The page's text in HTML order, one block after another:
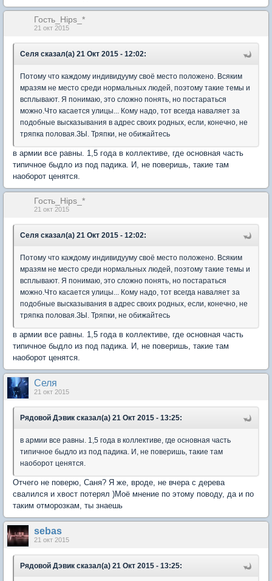
Гость_Hips_*
21 окт 2015
Селя сказал(а) 21 Окт 2015 - 12:02:
Потому что каждому индивидууму своё место положено. Всяким
мразям не место среди нормальных людей, поэтому такие темы и
всплывают. Я понимаю, это сложно понять, но постараться
можно.Что касается улицы... Кому надо, тот всегда наваляет за
подобные высказывания в адрес своих родных, если, конечно, не
тряпка половая.ЗЫ. Тряпки, не обижайтесь
в армии все равны. 1,5 года в коллективе, где основная часть
типичное быдло из под падика. И, не поверишь, такие там
наоборот ценятся.
Гость_Hips_*
21 окт 2015
Селя сказал(а) 21 Окт 2015 - 12:02:
Потому что каждому индивидууму своё место положено. Всяким
мразям не место среди нормальных людей, поэтому такие темы и
всплывают. Я понимаю, это сложно понять, но постараться
можно.Что касается улицы... Кому надо, тот всегда наваляет за
подобные высказывания в адрес своих родных, если, конечно, не
тряпка половая.ЗЫ. Тряпки, не обижайтесь
в армии все равны. 1,5 года в коллективе, где основная часть
типичное быдло из под падика. И, не поверишь, такие там
наоборот ценятся.
Селя
21 окт 2015
Рядовой Дэвик сказал(а) 21 Окт 2015 - 13:25:
в армии все равны. 1,5 года в коллективе, где основная часть
типичное быдло из под падика. И, не поверишь, такие там
наоборот ценятся.
Отчего не поверю, Саня? Я же, вроде, не вчера с дерева
свалился и хвост потерял )Моё мнение по этому поводу, да и по
таким отморозкам, ты знаешь
sebas
21 окт 2015
Рядовой Дэвик сказал(а) 21 Окт 2015 - 13:25: